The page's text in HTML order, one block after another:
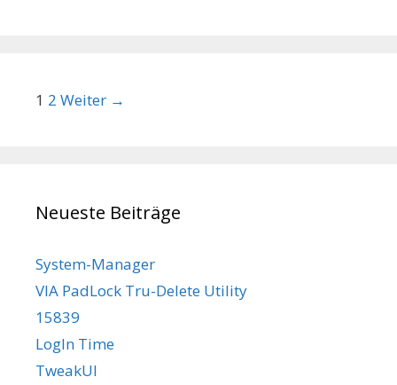
Beitrags-Navigation
1 2 Weiter →
Neueste Beiträge
System-Manager
VIA PadLock Tru-Delete Utility
15839
LogIn Time
TweakUI